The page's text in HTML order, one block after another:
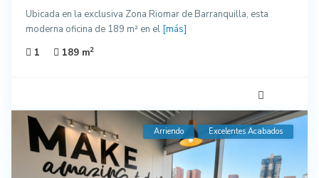
Ubicada en la exclusiva Zona Riomar de Barranquilla, esta
moderna oficina de 189 m² en el [más]
1
189 m2
Arriendo Excelentes Acabados